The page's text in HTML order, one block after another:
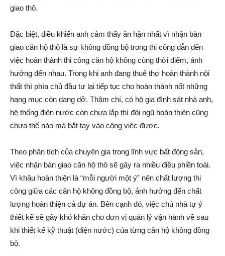
giao thô.
Đặc biệt, điều khiến anh cảm thấy ân hận nhất vì nhận bàn
giao căn hộ thô là sự không đồng bộ trong thi công dẫn đến
việc hoàn thành thi công căn hộ không cùng thời điểm, ảnh
hưởng đến nhau. Trong khi anh đang thuê thợ hoàn thành nội
thất thì phía chủ đầu tư lại tiếp tục cho hoàn thành nốt những
hạng mục còn dang dở. Thậm chí, có hộ gia đình sát nhà anh,
hệ thống điện nước còn chưa lắp thì đội ngũ hoàn thiện cũng
chưa thể nào mà bắt tay vào công việc được.
Theo phân tích của chuyên gia trong lĩnh vực bất động sản,
việc nhận bàn giao căn hộ thô sẽ gây ra nhiều điều phiền toái.
Vì khâu hoàn thiện là “mỗi người một ý” nên chất lượng thi
công giữa các căn hộ không đồng bộ, ảnh hưởng đến chất
lượng hoàn thiện cả dự án. Bên cạnh đó, việc chủ nhà tự ý
thiết kế sẽ gây khó khăn cho đơn vị quản lý vận hành về sau
khi thiết kế kỹ thuật (điện nước) của từng căn hộ không đồng
bộ.